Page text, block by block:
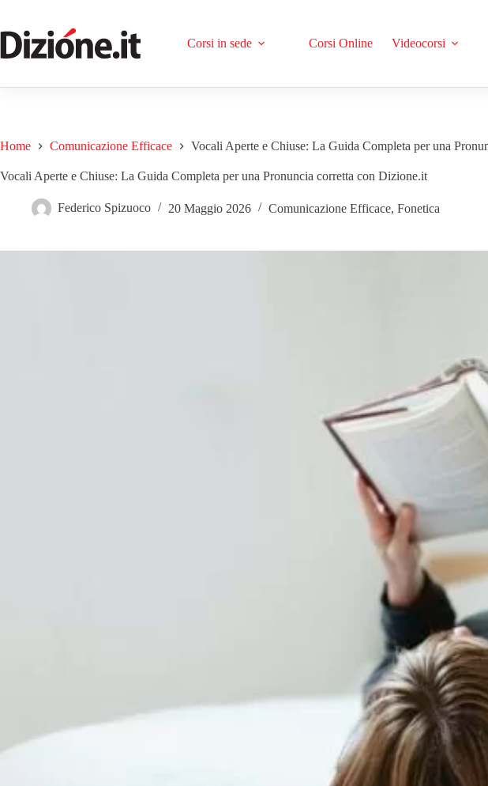
Corsi in sede Corsi Online Videocorsi
Home Comunicazione Efficace Vocali Aperte e Chiuse: La Guida Completa per una
Vocali Aperte e Chiuse: La Guida Completa per una Pronuncia corretta con Dizione.it
Federico Spizuoco 20 Maggio 2026 Comunicazione Efficace, Fonetica